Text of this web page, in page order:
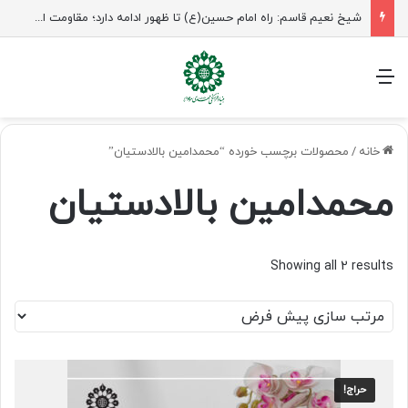
شیخ نعیم قاسم: راه امام حسین(ع) تا ظهور ادامه دارد؛ مقاومت از کربلا الهام می‌گیرد
منو
خانه / محصولات برچسب خورده “محمدامین بالادستیان”
محمدامین بالادستیان
Showing all 2 results
حراج!